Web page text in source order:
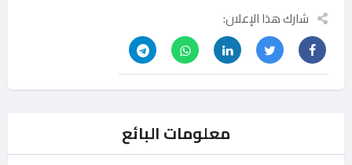
شارك هذا الإعلان:
معلومات البائع